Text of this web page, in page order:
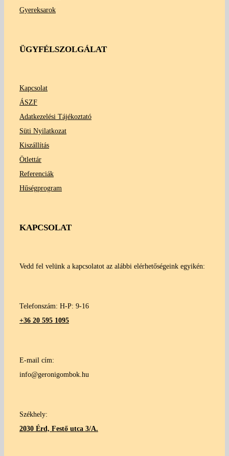
Gyereksarok
ÜGYFÉLSZOLGÁLAT
Kapcsolat
ÁSZF
Adatkezelési Tájékoztató
Süti Nyilatkozat
Kiszállítás
Ötlettár
Referenciák
Hűségprogram
KAPCSOLAT
Vedd fel velünk a kapcsolatot az alábbi elérhetőségeink egyikén:
Telefonszám: H-P: 9-16
+36 20 595 1095
E-mail cím:
info@geronigombok.hu
Székhely:
2030 Érd, Festő utca 3/A.